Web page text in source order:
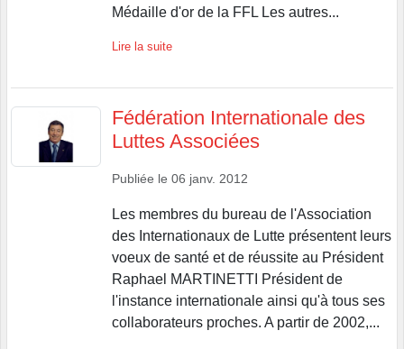
Médaille d'or de la FFL Les autres...
Lire la suite
Fédération Internationale des
Luttes Associées
Publiée le 06 janv. 2012
Les membres du bureau de l'Association
des Internationaux de Lutte présentent leurs
voeux de santé et de réussite au Président
Raphael MARTINETTI Président de
l'instance internationale ainsi qu'à tous ses
collaborateurs proches. A partir de 2002,...